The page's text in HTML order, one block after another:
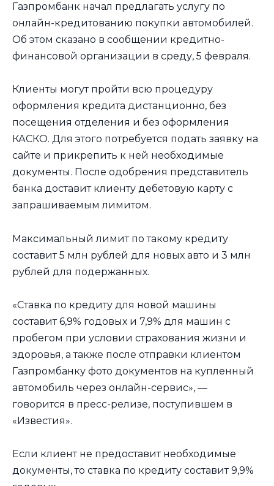
Газпромбанк начал предлагать услугу по
онлайн-кредитованию покупки автомобилей.
Об этом сказано в сообщении кредитно-
финансовой организации в среду, 5 февраля.
Клиенты могут пройти всю процедуру
оформления кредита дистанционно, без
посещения отделения и без оформления
КАСКО. Для этого потребуется подать заявку на
сайте и прикрепить к ней необходимые
документы. После одобрения представитель
банка доставит клиенту дебетовую карту с
запрашиваемым лимитом.
Максимальный лимит по такому кредиту
составит 5 млн рублей для новых авто и 3 млн
рублей для подержанных.
«Ставка по кредиту для новой машины
составит 6,9% годовых и 7,9% для машин с
пробегом при условии страхования жизни и
здоровья, а также после отправки клиентом
Газпромбанку фото документов на купленный
автомобиль через онлайн-сервис», —
говорится в пресс-релизе, поступившем в
«Известия».
Если клиент не предоставит необходимые
документы, то ставка по кредиту составит 9,9%